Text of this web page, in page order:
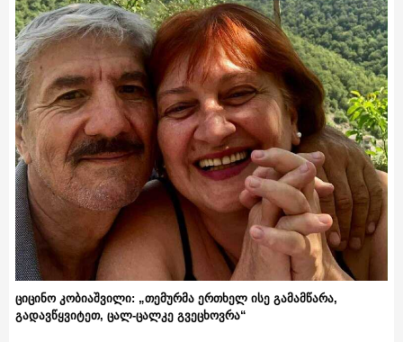
ციცინო კობიაშვილი: „თემურმა ერთხელ ისე გამამწარა,
გადავწყვიტეთ, ცალ-ცალკე გვეცხოვრა“